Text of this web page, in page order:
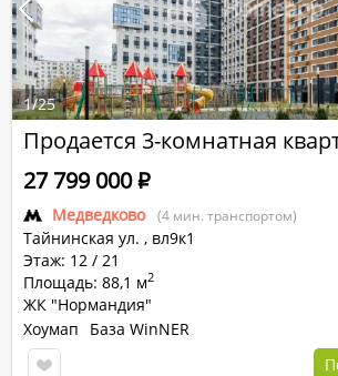
Продается 3-комнатная
Медведково (4 мин. транспортом)
Тайнинская ул. , вл9к1
Этаж: 12 / 21
Площадь: 88,1 м2
ЖК "Нормандия"
27 799 000Р
Хоумап
База WinNER
1/25